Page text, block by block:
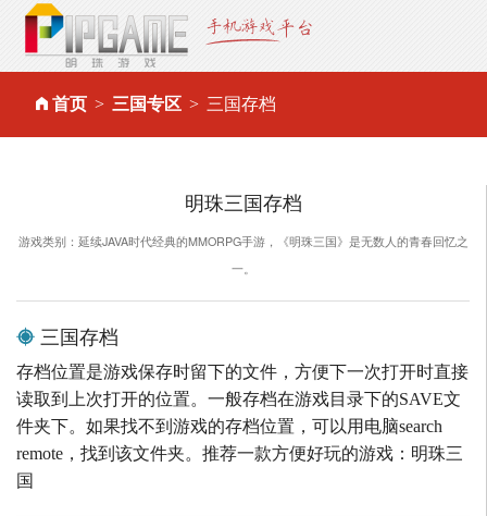
首页 三国专区 三国存档
明珠三国存档
游戏类别：延续JAVA时代经典的MMORPG手游，《明珠三国》是无数人的青春回忆之
一。
三国存档
存档位置是游戏保存时留下的文件，方便下一次打开时直接
读取到上次打开的位置。一般存档在游戏目录下的SAVE文
件夹下。如果找不到游戏的存档位置，可以用电脑search
remote，找到该文件夹。推荐一款方便好玩的游戏：明珠三
国